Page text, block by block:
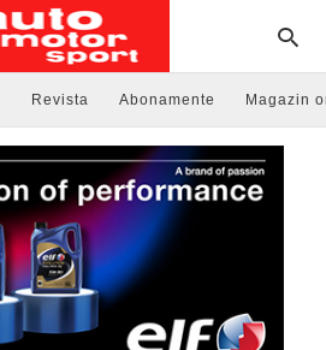
Revista Abonamente Magazin